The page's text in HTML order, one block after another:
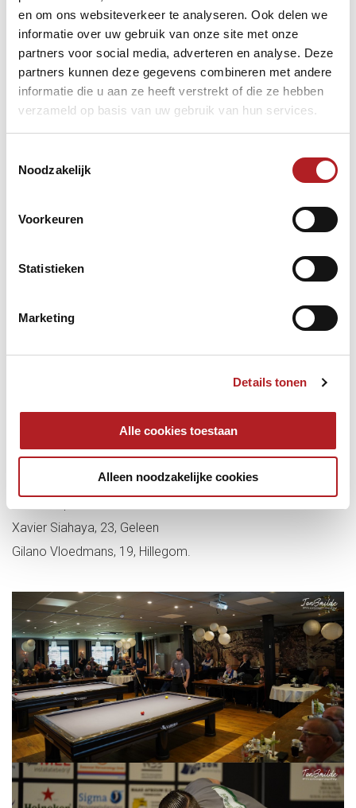
en om ons websiteverkeer te analyseren. Ook delen we
informatie over uw gebruik van onze site met onze
partners voor social media, adverteren en analyse. Deze
partners kunnen deze gegevens combineren met andere
informatie die u aan ze heeft verstrekt of die ze hebben
verzameld op basis van uw gebruik van hun services.
Noodzakelijk
Voorkeuren
Statistieken
Marketing
Details tonen
Alle cookies toestaan
Alleen noodzakelijke cookies
11.00 uur, laatste wedstrijden zondag om 12.45 uur, De
Biljartacademie, Sittard:
Tom Slikker, 24 jaar, Den Helder
Joris van ’t Zelfden, 21, Driewegen
Xavier Siahaya, 23, Geleen
Gilano Vloedmans, 19, Hillegom.